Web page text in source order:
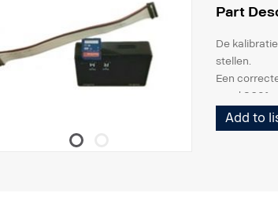
Part
De
stellen.
Een
goed
Add to